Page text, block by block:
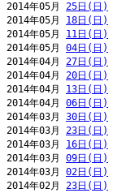
2014年05月 25日(日)
2014年05月 18日(日)
2014年05月 11日(日)
2014年05月 04日(日)
2014年04月 27日(日)
2014年04月 20日(日)
2014年04月 13日(日)
2014年04月 06日(日)
2014年03月 30日(日)
2014年03月 23日(日)
2014年03月 16日(日)
2014年03月 09日(日)
2014年03月 02日(日)
2014年02月 23日(日)